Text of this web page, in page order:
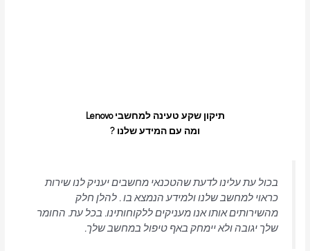
תיקון שקע טעינה למחשבי Lenovo
ומה עם המידע שלנו ?
בכול עת עלינו לדעת שהטכנאי מחשבים יעניק לנו שירות
כראוי למחשב שלנו ולמידע הנמצא בו . להלן חלק
מהשירותים אותו אנו מעניקים ללקוחותינו. בכל עת. החומר
שלך יגובה ולא יימחק באף טיפול במחשב שלך.